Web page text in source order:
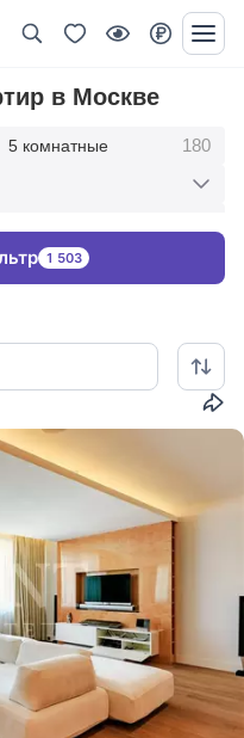
в Москве
5 комнатные 180
комнатные
1 503